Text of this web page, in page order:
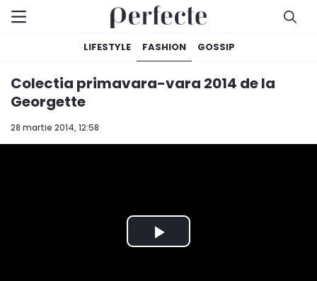
LIFESTYLE FASHION GOSSIP
28 martie 2014, 12:58
Colectia primavara-vara 2014 de la
Georgette